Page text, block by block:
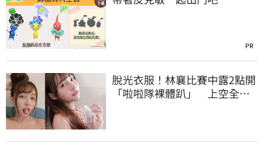
PR
脫光衣服！林襄比賽中露2點開
「啦啦隊裸體趴」 上空全裸